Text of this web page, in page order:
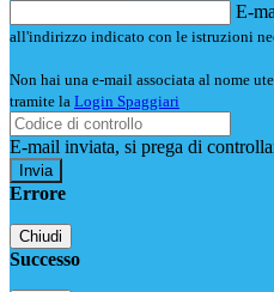
E-
all'indirizzo indicato con le istruzioni
Non hai una e-mail associata al nome
tramite la Login Spaggiari
E-mail inviata, si prega di
Errore
Chiudi
Successo